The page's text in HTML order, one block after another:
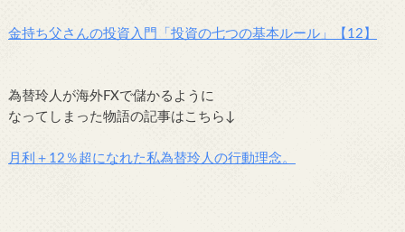
金持ち父さんの投資入門「投資の七つの基本ルール」【12】
為替玲人が海外FXで儲かるように
なってしまった物語の記事はこちら↓
月利＋12％超になれた私為替玲人の行動理念。